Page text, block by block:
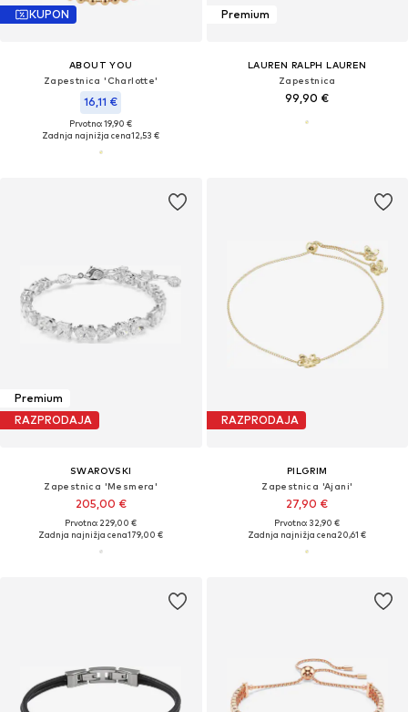
KUPON
ABOUT YOU
Zapestnica 'Charlotte'
16,11 €
Prvotno: 19,90 €
Zadnja najnižja cena12,53 €
Premium
LAUREN RALPH LAUREN
Zapestnica
99,90 €
Premium
RAZPRODAJA
SWAROVSKI
Zapestnica 'Mesmera'
205,00 €
Prvotno: 229,00 €
Zadnja najnižja cena179,00 €
RAZPRODAJA
PILGRIM
Zapestnica 'Ajani'
27,90 €
Prvotno: 32,90 €
Zadnja najnižja cena20,61 €